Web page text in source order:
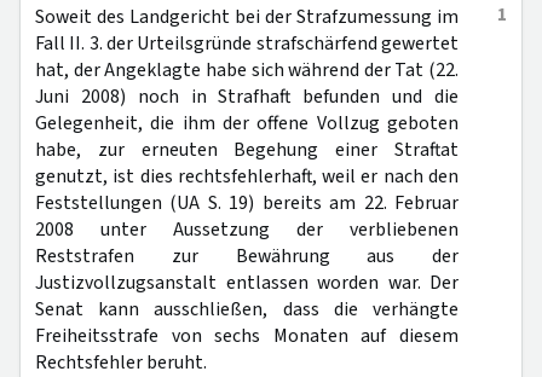
1
Soweit des Landgericht bei der Strafzumessung im
Fall II. 3. der Urteilsgründe strafschärfend gewertet
hat, der Angeklagte habe sich während der Tat (22.
Juni 2008) noch in Strafhaft befunden und die
Gelegenheit, die ihm der offene Vollzug geboten
habe, zur erneuten Begehung einer Straftat
genutzt, ist dies rechtsfehlerhaft, weil er nach den
Feststellungen (UA S. 19) bereits am 22. Februar
2008 unter Aussetzung der verbliebenen
Reststrafen zur Bewährung aus der
Justizvollzugsanstalt entlassen worden war. Der
Senat kann ausschließen, dass die verhängte
Freiheitsstrafe von sechs Monaten auf diesem
Rechtsfehler beruht.